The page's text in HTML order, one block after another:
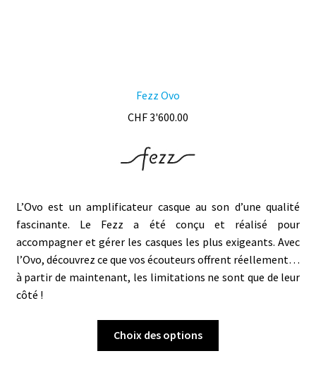
Fezz Ovo
CHF3'600.00
L’Ovo est un amplificateur casque au son d’une qualité
fascinante. Le Fezz a été conçu et réalisé pour
accompagner et gérer les casques les plus exigeants. Avec
l’Ovo, découvrez ce que vos écouteurs offrent réellement…
​à partir de maintenant, les limitations ne sont que de leur
côté !
Choix des options